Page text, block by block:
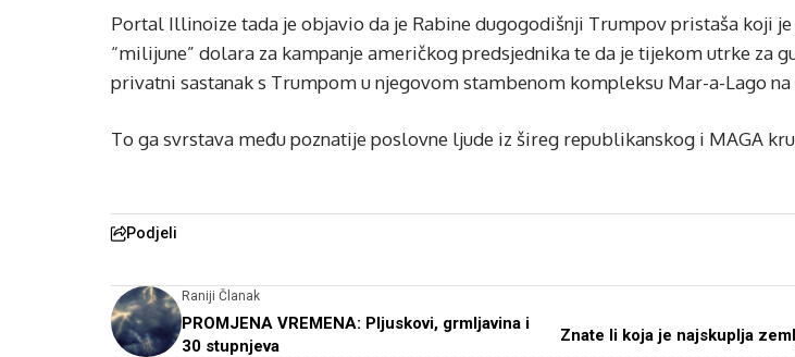
Portal Illinoize tada je objavio da je Rabine dugogodišnji Trumpov pristaša koji
“milijune” dolara za kampanje američkog predsjednika te da je tijekom utrke za
privatni sastanak s Trumpom u njegovom stambenom kompleksu Mar-a-Lago
To ga svrstava među poznatije poslovne ljude iz šireg republikanskog i MAGA
Podjeli
Raniji Članak
PROMJENA VREMENA: Pljuskovi, grmljavina i
30 stupnjeva
Znate li koja je najskuplja